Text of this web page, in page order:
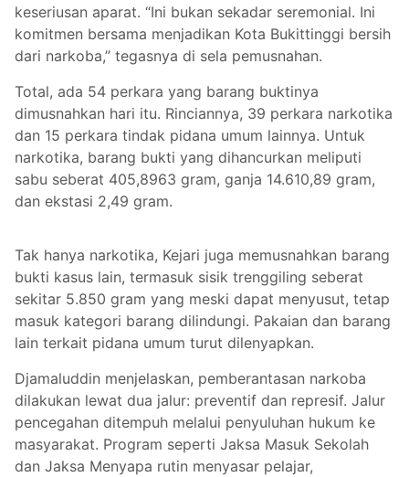
keseriusan aparat. “Ini bukan sekadar seremonial. Ini
komitmen bersama menjadikan Kota Bukittinggi bersih
dari narkoba,” tegasnya di sela pemusnahan.
Total, ada 54 perkara yang barang buktinya
dimusnahkan hari itu. Rinciannya, 39 perkara narkotika
dan 15 perkara tindak pidana umum lainnya. Untuk
narkotika, barang bukti yang dihancurkan meliputi
sabu seberat 405,8963 gram, ganja 14.610,89 gram,
dan ekstasi 2,49 gram.
Tak hanya narkotika, Kejari juga memusnahkan barang
bukti kasus lain, termasuk sisik trenggiling seberat
sekitar 5.850 gram yang meski dapat menyusut, tetap
masuk kategori barang dilindungi. Pakaian dan barang
lain terkait pidana umum turut dilenyapkan.
Djamaluddin menjelaskan, pemberantasan narkoba
dilakukan lewat dua jalur: preventif dan represif. Jalur
pencegahan ditempuh melalui penyuluhan hukum ke
masyarakat. Program seperti Jaksa Masuk Sekolah
dan Jaksa Menyapa rutin menyasar pelajar,